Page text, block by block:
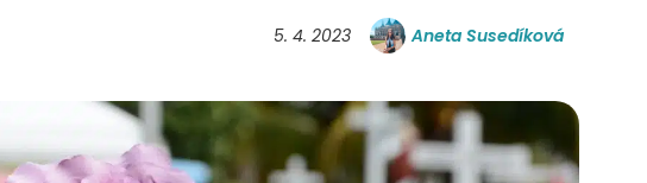
5. 4. 2023 Aneta Susedíková